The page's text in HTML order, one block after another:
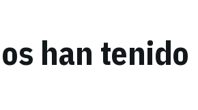
han tenido